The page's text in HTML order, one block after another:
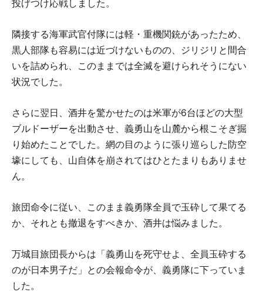
投げつけ応戦しました。
隣接する海軍武官付隊には軽・重機関銃があったため、
黒人部隊も容易には近づけないものの、ジリジリと間合
いを詰められ、このままでは全滅を避けられそうにない
状況でした。
さらに翌日、酒井を驚かせたのは米軍が6台ほどの大型
ブルドーザーを出動させ、義勇山を山麓から根こそぎ掘
り始めたことでした。網の目のように張り巡らした防空
壕にしても、山自体を崩されてはひとたまりもありませ
ん。
旅団命令に従い、このまま義勇隊全員で玉砕して果てる
か、それとも撤退をすべきか、酒井は悩みました。
万城目旅団長からは「義勇山を死守せよ、全員玉砕する
のが日本男子だ」との会報命令が、義勇隊に下っていま
した。